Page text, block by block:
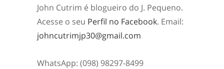
John Cutrim é blogueiro do J. Pequeno.
Acesse o seu Perfil no Facebook. Email:
johncutrimjp30@gmail.com
WhatsApp: (098) 98297-8499